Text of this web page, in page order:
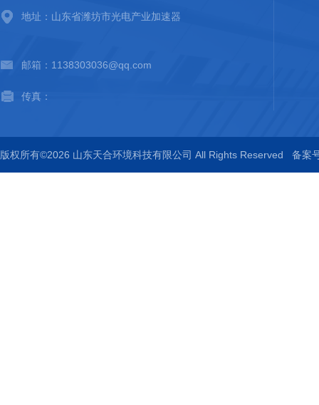
地址：山东省潍坊市光电产业加速器
邮箱：1138303036@qq.com
传真：
版权所有©2026 山东天合环境科技有限公司 All Rights Reserved 备案